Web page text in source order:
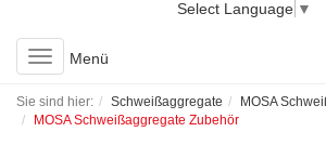
Select Language ▼
Toggle
navigation
Menü
Sie sind hier: Schweißaggregate
MOSA
MOSA Schweißaggregate Zubehör